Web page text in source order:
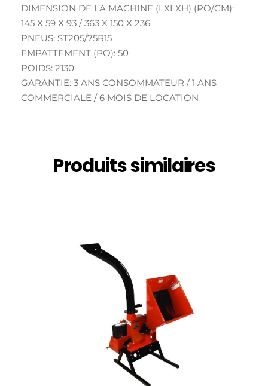
DIMENSION DE LA MACHINE (LXLXH) (PO/CM):
145 X 59 X 93 / 363 X 150 X 236
PNEUS: ST205/75R15
EMPATTEMENT (PO): 50
POIDS: 2130
GARANTIE: 3 ANS CONSOMMATEUR / 1 ANS
COMMERCIALE / 6 MOIS DE LOCATION
Produits similaires